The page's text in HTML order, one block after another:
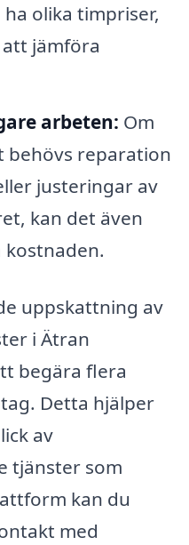
olika timpriser,
jämföra
arbeten: Om
behövs reparation
justeringar av
kan det även
uppskattning av
i Ätran
begära flera
Detta hjälper
av
tjänster som
kan du
med